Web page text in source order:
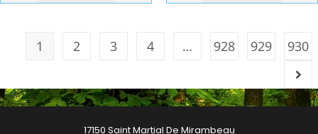
1 2 3 4 … 928 929 930
17150 Saint Martial De Mirambeau